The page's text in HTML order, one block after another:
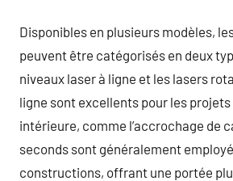
Disponibles en plusieurs modèles,
peuvent être catégorisés en deux
niveaux laser à ligne et les lasers
ligne sont excellents pour les
intérieure, comme l’accrochage de
seconds sont généralement
constructions, offrant une portée